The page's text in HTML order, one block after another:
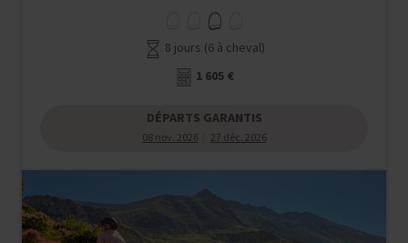
8 jours (6 à cheval)
1 605 €
DÉPARTS GARANTIS
08 nov. 2026 27 déc. 2026